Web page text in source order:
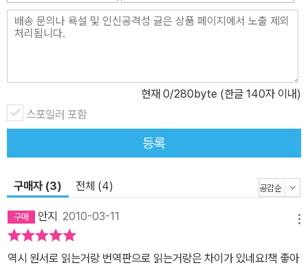
현재 0/280byte (한글 140자 이내)
스포일러 포함
등록
구매자 (3) 전체 (4)
안지 2010-03-11
역시 원서로 읽는거랑 번역판으로 읽는거랑은 차이가 있네요!책 좋아